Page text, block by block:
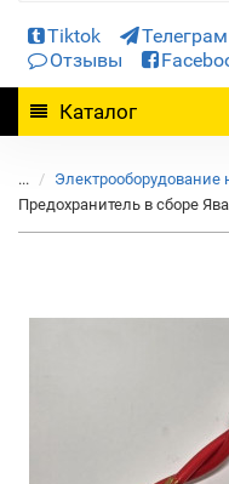
Tiktok Телеграм
Отзывы
Каталог
...
Электрооборудование
Предохранитель в сборе